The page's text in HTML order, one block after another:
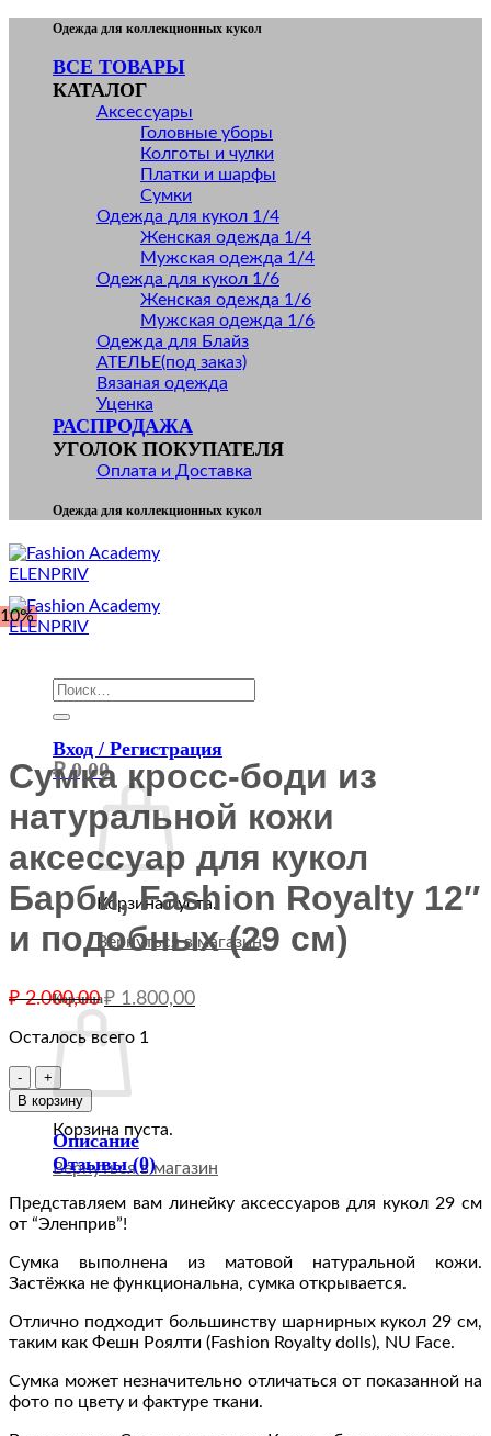
content
Одежда для коллекционных кукол
ВСЕ ТОВАРЫ
КАТАЛОГ
Аксессуары
Головные уборы
Колготы и чулки
Платки и шарфы
Сумки
Одежда для кукол 1/4
Женская одежда 1/4
Мужская одежда 1/4
Одежда для кукол 1/6
Женская одежда 1/6
Мужская одежда 1/6
Одежда для Блайз
АТЕЛЬЕ(под заказ)
Вязаная одежда
Уценка
РАСПРОДАЖА
УГОЛОК ПОКУПАТЕЛЯ
Оплата и Доставка
Одежда для коллекционных кукол
Искать:
Вход / Регистрация
₽0,00
Корзина пуста.
Вернуться в магазин
Корзина
Корзина пуста.
Вернуться в магазин
Сумка кросс-боди из
натуральной кожи
аксессуар для кукол
Барби, Fashion Royalty 12″
и подобных (29 см)
₽2.000,00 Первоначальная
цена
составляла
₽ 2.000,00.
₽ 1.800,00Текущая
Осталось всего 1
Количество
товара
Сумка
кросс-
боди
натуральной
кожи
для
кукол
Fashion
Royalty
и
подобных
В корзину
Описание
Отзывы (0)
Представляем вам линейку аксессуаров для кукол 29 см
от “Эленприв”!
Сумка выполнена из матовой натуральной кожи.
Застёжка не функциональна, сумка открывается.
Отлично подходит большинству шарнирных кукол 29 см,
таким как Фешн Роялти (Fashion Royalty dolls), NU Face.
Сумка может незначительно отличаться от показанной на
фото по цвету и фактуре ткани.